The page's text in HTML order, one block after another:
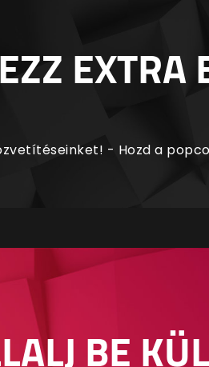
EXTRA
- Hozd a
BE